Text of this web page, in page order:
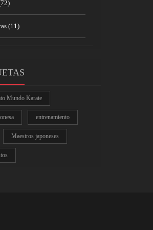
(11)
Mundo Karate
entrenamiento
Maestros japoneses